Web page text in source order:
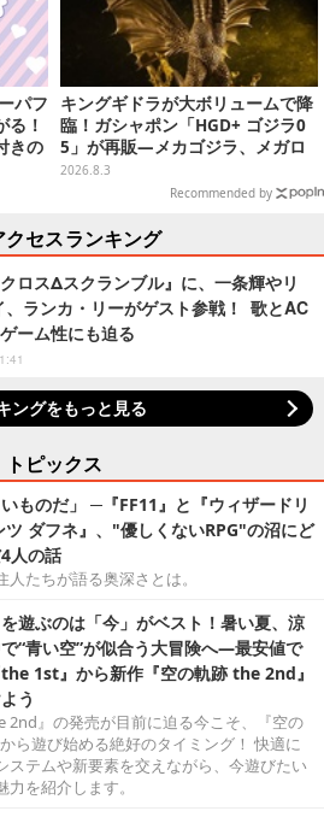
パフ
る！
きの
キングギドラが大ボリュームで降
臨！ガシャポン「HGD+ ゴジラ0
5」が再販―メカゴジラ、メガロ
なども揃った全4種
2026.8.3
Recommended by
クセスランキング
ロスΔスクランブル』に、一条輝やリ
、ランカ・リーがゲスト参戦！ 歌とAC
ーム性にも迫る
ングをもっと見る
トピックス
いものだ」 ─『FF11』と『ウィザードリ
ツ ダフネ』、"優しくないRPG"の沼にど
人の話
たちが語る奥深さとは。
を遊ぶのは「今」がベスト！暑い夏、涼
“青い空”が似合う大冒険へ―最安値で
1st』から新作『空の軌跡 the 2nd』
う
2nd』の発売が目前に迫る今こそ、『空の
ら遊び始める絶好のタイミング！ 快適に
ステムや新要素を交えながら、今遊びたい
を紹介します。